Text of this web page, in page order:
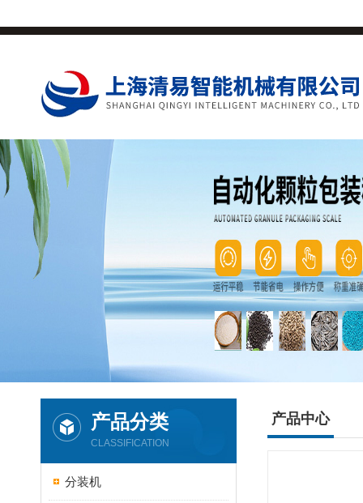
产品分类
CLASSIFICATION
分装机
产品中心